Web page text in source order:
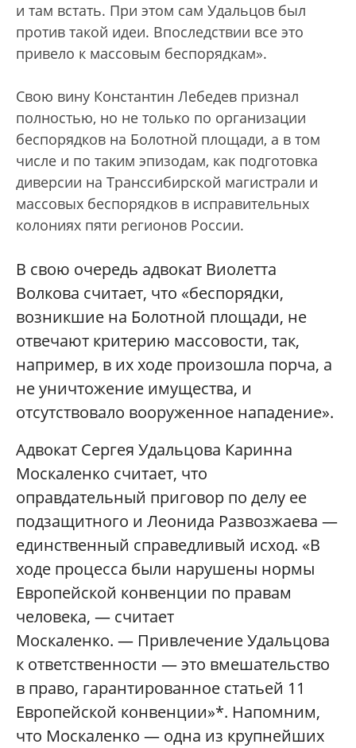
и там встать. При этом сам Удальцов был
против такой идеи. Впоследствии все это
привело к массовым беспорядкам».
Свою вину Константин Лебедев признал
полностью, но не только по организации
беспорядков на Болотной площади, а в том
числе и по таким эпизодам, как подготовка
диверсии на Транссибирской магистрали и
массовых беспорядков в исправительных
колониях пяти регионов России.
В свою очередь адвокат Виолетта
Волкова считает, что «беспорядки,
возникшие на Болотной площади, не
отвечают критерию массовости, так,
например, в их ходе произошла порча, а
не уничтожение имущества, и
отсутствовало вооруженное нападение».
Адвокат Сергея Удальцова Каринна
Москаленко считает, что
оправдательный приговор по делу ее
подзащитного и Леонида Развозжаева —
единственный справедливый исход. «В
ходе процесса были нарушены нормы
Европейской конвенции по правам
человека, — считает
Москаленко. — Привлечение Удальцова
к ответственности — это вмешательство
в право, гарантированное статьей 11
Европейской конвенции»*. Напомним,
что Москаленко — одна из крупнейших